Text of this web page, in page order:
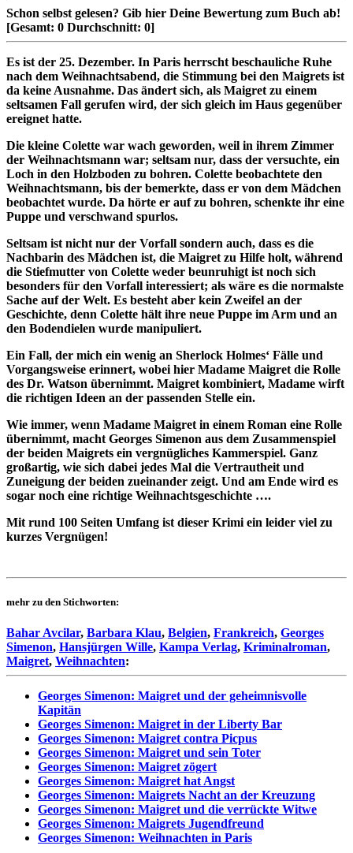
Schon selbst gelesen? Gib hier Deine Bewertung zum Buch ab!
[Gesamt: 0 Durchschnitt: 0]
Es ist der 25. Dezember. In Paris herrscht beschauliche Ruhe
nach dem Weihnachtsabend, die Stimmung bei den Maigrets ist
da keine Ausnahme. Das ändert sich, als Maigret zu einem
seltsamen Fall gerufen wird, der sich gleich im Haus gegenüber
ereignet hatte.
Die kleine Colette war wach geworden, weil in ihrem Zimmer
der Weihnachtsmann war; seltsam nur, dass der versuchte, ein
Loch in den Holzboden zu bohren. Colette beobachtete den
Weihnachtsmann, bis der bemerkte, dass er von dem Mädchen
beobachtet wurde. Da hörte er auf zu bohren, schenkte ihr eine
Puppe und verschwand spurlos.
Seltsam ist nicht nur der Vorfall sondern auch, dass es die
Nachbarin des Mädchen ist, die Maigret zu Hilfe holt, während
die Stiefmutter von Colette weder beunruhigt ist noch sich
besonders für den Vorfall interessiert; als wäre es die normalste
Sache auf der Welt. Es besteht aber kein Zweifel an der
Geschichte, denn Colette hält ihre neue Puppe im Arm und an
den Bodendielen wurde manipuliert.
Ein Fall, der mich ein wenig an Sherlock Holmes‘ Fälle und
Vorgangsweise erinnert, wobei hier Madame Maigret die Rolle
des Dr. Watson übernimmt. Maigret kombiniert, Madame wirft
die richtigen Ideen an der passenden Stelle ein.
Wie immer, wenn Madame Maigret in einem Roman eine Rolle
übernimmt, macht Georges Simenon aus dem Zusammenspiel
der beiden Maigrets ein vergnügliches Kammerspiel. Ganz
großartig, wie sich dabei jedes Mal die Vertrautheit und
Zuneigung der beiden zueinander zeigt. Und am Ende wird es
sogar noch eine richtige Weihnachtsgeschichte ….
Mit rund 100 Seiten Umfang ist dieser Krimi ein leider viel zu
kurzes Vergnügen!
mehr zu den Stichworten:
Bahar Avcilar, Barbara Klau, Belgien, Frankreich, Georges
Simenon, Hansjürgen Wille, Kampa Verlag, Kriminalroman,
Maigret, Weihnachten:
Georges Simenon: Maigret und der geheimnisvolle
Kapitän
Georges Simenon: Maigret in der Liberty Bar
Georges Simenon: Maigret contra Picpus
Georges Simenon: Maigret und sein Toter
Georges Simenon: Maigret zögert
Georges Simenon: Maigret hat Angst
Georges Simenon: Maigrets Nacht an der Kreuzung
Georges Simenon: Maigret und die verrückte Witwe
Georges Simenon: Maigrets Jugendfreund
Georges Simenon: Weihnachten in Paris